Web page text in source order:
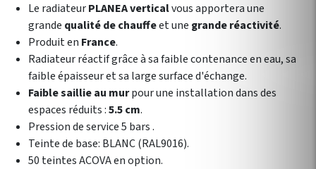
Le radiateurPLANEA verticalvous apportera une
grande qualité de chauffeet une grande réactivité.
Produit en France.
Radiateur réactif grâce à sa faible contenance en eau, sa
faible épaisseur et sa large surface d'échange.
Faible saillie au murpour une installation dans des
espaces réduits :5.5 cm.
Pression de service 5 bars .
Teinte de base: BLANC (RAL9016).
50 teintes ACOVA en option.